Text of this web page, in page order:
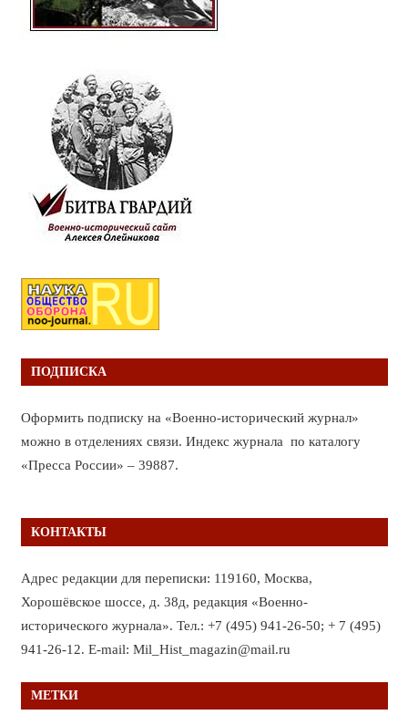
ПОДПИСКА
Оформить подписку на «Военно-исторический журнал»
можно в отделениях связи. Индекс журнала по каталогу
«Пресса России» – 39887.
КОНТАКТЫ
Адрес редакции для переписки: 119160, Москва,
Хорошёвское шоссе, д. 38д, редакция «Военно-
исторического журнала». Тел.: +7 (495) 941-26-50; + 7 (495)
941-26-12. E-mail: Mil_Hist_magazin@mail.ru
МЕТКИ